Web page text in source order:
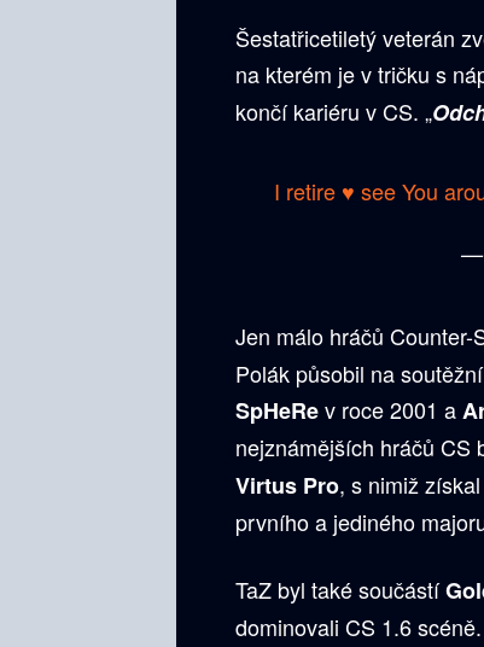
Šestatřicetiletý veterán
na kterém je v tričku s
končí kariéru v CS. „
I retire ♥️ see You
—
Jen málo hráčů
Polák působil na
SpHeRev roce 2001 a
nejznámějších hráčů CS
Virtus Pro, s nimiž
prvního a jediného
TaZ byl také součástí
dominovali CS 1.6